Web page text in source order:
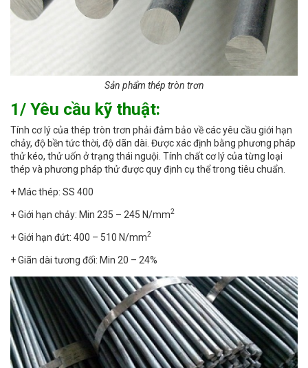
Sản phẩm thép tròn trơn
1/ Yêu cầu kỹ thuật:
Tính cơ lý của thép tròn trơn phải đảm bảo về các yêu cầu giới hạn
chảy, độ bền tức thời, độ dãn dài. Được xác định bằng phương pháp
thử kéo, thử uốn ở trạng thái nguội. Tính chất cơ lý của từng loại
thép và phương pháp thử được quy định cụ thể trong tiêu chuẩn.
+ Mác thép: SS 400
+ Giới hạn chảy: Min 235 – 245 N/mm2
+ Giới hạn đứt: 400 – 510 N/mm2
+ Giãn dài tương đối: Min 20 – 24%